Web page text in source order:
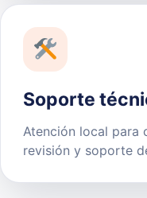
Soporte
Atención local para
revisión y soporte